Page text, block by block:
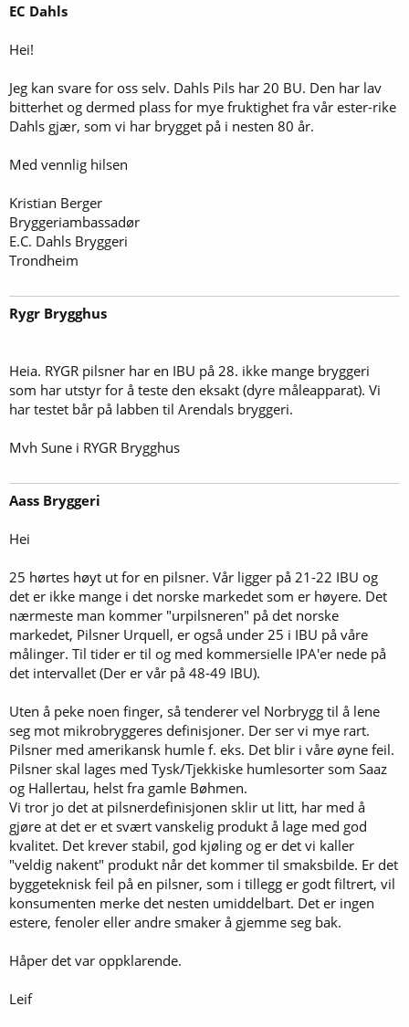
EC Dahls
Hei!
Jeg kan svare for oss selv. Dahls Pils har 20 BU. Den har lav
bitterhet og dermed plass for mye fruktighet fra vår ester-rike
Dahls gjær, som vi har brygget på i nesten 80 år.
Med vennlig hilsen
Kristian Berger
Bryggeriambassadør
E.C. Dahls Bryggeri
Trondheim
Rygr Brygghus
Heia. RYGR pilsner har en IBU på 28. ikke mange bryggeri
som har utstyr for å teste den eksakt (dyre måleapparat). Vi
har testet bår på labben til Arendals bryggeri.
Mvh Sune i RYGR Brygghus
Aass Bryggeri
Hei
25 hørtes høyt ut for en pilsner. Vår ligger på 21-22 IBU og
det er ikke mange i det norske markedet som er høyere. Det
nærmeste man kommer "urpilsneren" på det norske
markedet, Pilsner Urquell, er også under 25 i IBU på våre
målinger. Til tider er til og med kommersielle IPA'er nede på
det intervallet (Der er vår på 48-49 IBU).
Uten å peke noen finger, så tenderer vel Norbrygg til å lene
seg mot mikrobryggeres definisjoner. Der ser vi mye rart.
Pilsner med amerikansk humle f. eks. Det blir i våre øyne feil.
Pilsner skal lages med Tysk/Tjekkiske humlesorter som Saaz
og Hallertau, helst fra gamle Bøhmen.
Vi tror jo det at pilsnerdefinisjonen sklir ut litt, har med å
gjøre at det er et svært vanskelig produkt å lage med god
kvalitet. Det krever stabil, god kjøling og er det vi kaller
"veldig nakent" produkt når det kommer til smaksbilde. Er det
byggeteknisk feil på en pilsner, som i tillegg er godt filtrert, vil
konsumenten merke det nesten umiddelbart. Det er ingen
estere, fenoler eller andre smaker å gjemme seg bak.
Håper det var oppklarende.
Leif